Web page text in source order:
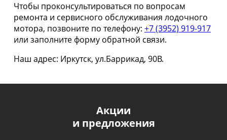
Чтобы проконсультироваться по вопросам
ремонта и сервисного обслуживания лодочного
мотора, позвоните по телефону: +7 (3952) 919-917
или заполните форму обратной связи.
Наш адрес: Иркутск, ул.Баррикад, 90В.
Акции
и предложения